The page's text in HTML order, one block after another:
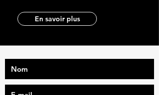
En savoir plus